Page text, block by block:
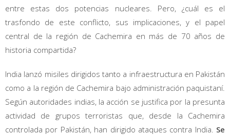
entre estas dos potencias nucleares. Pero, ¿cuál es el
trasfondo de este conflicto, sus implicaciones, y el papel
central de la región de Cachemira en más de 70 años de
historia compartida?
India lanzó misiles dirigidos tanto a infraestructura en Pakistán
como a la región de Cachemira bajo administración paquistaní.
Según autoridades indias, la acción se justifica por la presunta
actividad de grupos terroristas que, desde la Cachemira
controlada por Pakistán, han dirigido ataques contra India. Se